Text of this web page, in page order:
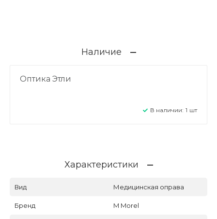
Наличие
Оптика Этли
В наличии: 1 шт
Характеристики
Вид Медицинская оправа
Бренд M Morel